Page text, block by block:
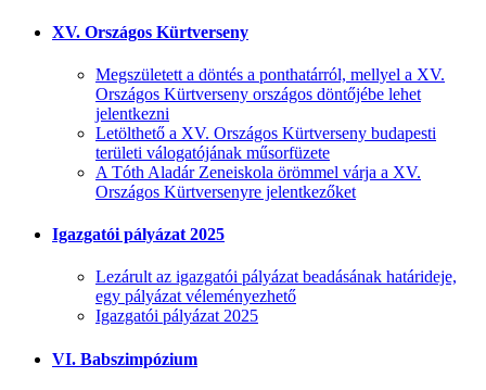
XV. Országos Kürtverseny
Megszületett a döntés a ponthatárról, mellyel a XV.
Országos Kürtverseny országos döntőjébe lehet
jelentkezni
Letölthető a XV. Országos Kürtverseny budapesti
területi válogatójának műsorfüzete
A Tóth Aladár Zeneiskola örömmel várja a XV.
Országos Kürtversenyre jelentkezőket
Igazgatói pályázat 2025
Lezárult az igazgatói pályázat beadásának határideje,
egy pályázat véleményezhető
Igazgatói pályázat 2025
VI. Babszimpózium